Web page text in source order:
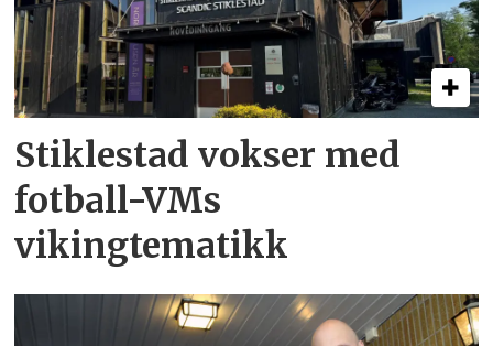
Stiklestad vokser med
fotball-VMs
vikingtematikk